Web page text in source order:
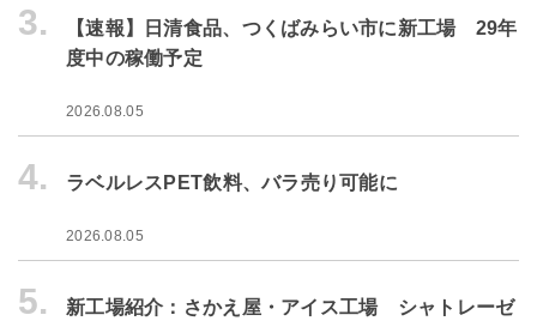
3.
【速報】日清食品、つくばみらい市に新工場 29年
度中の稼働予定
2026.08.05
4. ラベルレスPET飲料、バラ売り可能に
2026.08.05
5.
新工場紹介：さかえ屋・アイス工場 シャトレーゼ